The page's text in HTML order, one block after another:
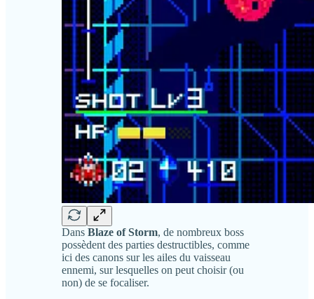
Dans Blaze of Storm, de nombreux boss
possèdent des parties destructibles, comme
ici des canons sur les ailes du vaisseau
ennemi, sur lesquelles on peut choisir (ou
non) de se focaliser.